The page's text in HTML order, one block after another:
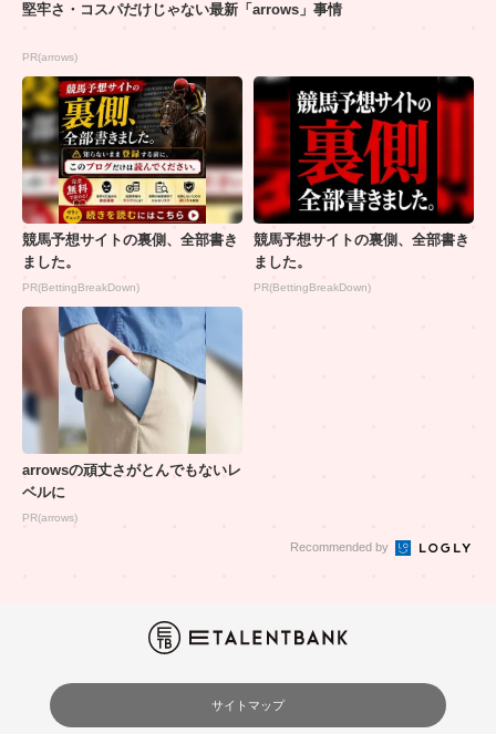
堅牢さ・コスパだけじゃない最新「arrows」事情
PR(arrows)
競馬予想サイトの裏側、全部書き
ました。
PR(BettingBreakDown)
競馬予想サイトの裏側、全部書き
ました。
PR(BettingBreakDown)
arrowsの頑丈さがとんでもないレ
ベルに
PR(arrows)
Recommended by
サイトマップ